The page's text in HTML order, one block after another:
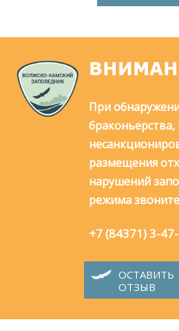
При
браконьерства,
размещения
нарушений
режима
+7 (84371) 3-
ОСТАВИТЬ
ОТЗЫВ